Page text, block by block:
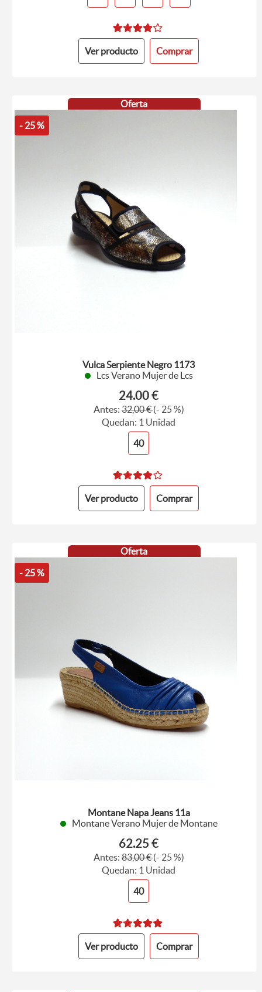
Ver producto Comprar
Oferta
- 25 %
Vulca Serpiente Negro 1173
Lcs Verano Mujer de Lcs
24.00 €
Antes:32,00 €(- 25 %)
Quedan: 1 Unidad
40
Ver producto Comprar
Oferta
- 25 %
Montane Napa Jeans 11a
Montane Verano Mujer de Montane
62.25 €
Antes:83,00 €(- 25 %)
Quedan: 1 Unidad
40
Ver producto Comprar